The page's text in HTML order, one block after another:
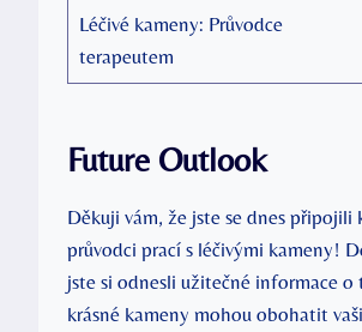
Léčivé kameny: Průvodce
terapeutem
Future Outlook
Děkuji vám, že jste se dnes připojili
průvodci prací s léčivými kameny!
jste si odnesli užitečné informace
krásné kameny mohou obohatit